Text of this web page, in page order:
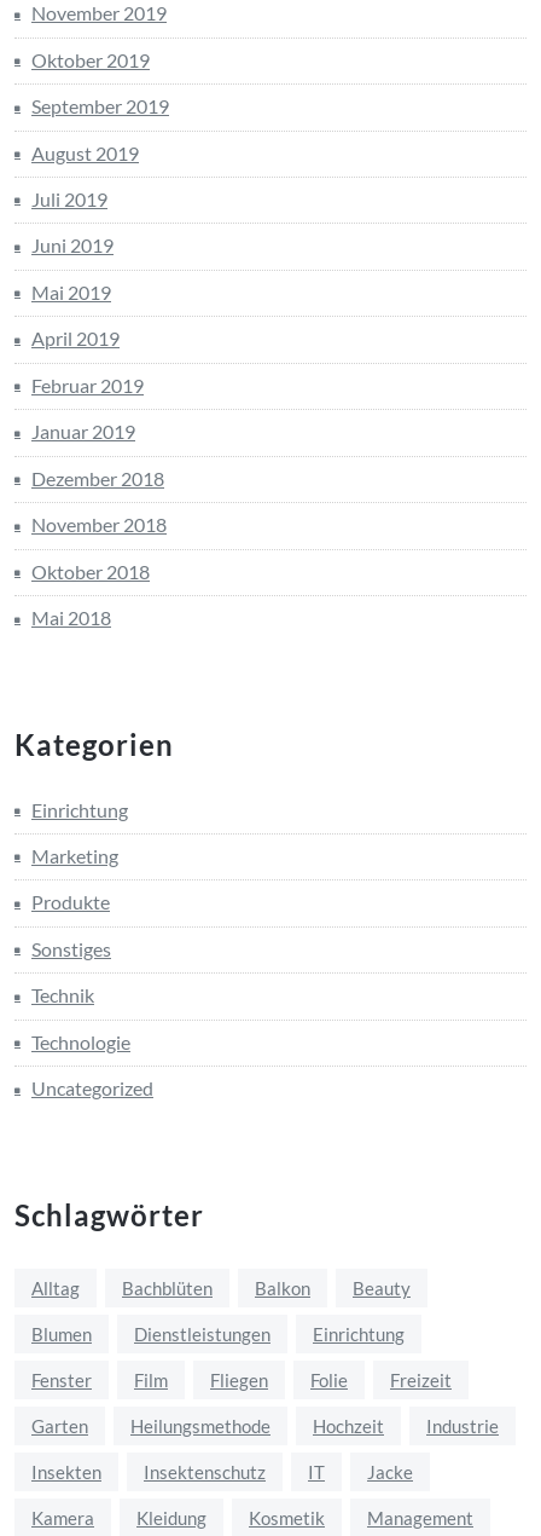
November 2019
Oktober 2019
September 2019
August 2019
Juli 2019
Juni 2019
Mai 2019
April 2019
Februar 2019
Januar 2019
Dezember 2018
November 2018
Oktober 2018
Mai 2018
Kategorien
Einrichtung
Marketing
Produkte
Sonstiges
Technik
Technologie
Uncategorized
Schlagwörter
Alltag Bachblüten Balkon Beauty
Blumen Dienstleistungen Einrichtung
Fenster Film Fliegen Folie Freizeit
Garten Heilungsmethode Hochzeit Industrie
Insekten Insektenschutz IT Jacke
Kamera Kleidung Kosmetik Management